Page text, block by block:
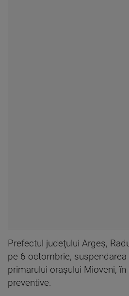
Prefectul judeţului Argeş,
pe 6 octombrie, suspendarea
primarului oraşului Mioveni,
preventive.